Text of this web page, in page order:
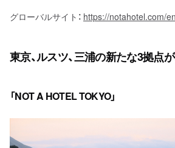
グローバルサイト： https://notahotel.com/en
東京、ルスツ、三浦の新たな3拠点
「NOT A HOTEL TOKYO」